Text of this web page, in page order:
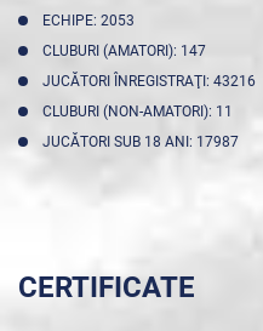
ECHIPE: 2053
CLUBURI (AMATORI): 147
JUCĂTORI ÎNREGISTRAŢI: 43216
CLUBURI (NON-AMATORI): 11
JUCĂTORI SUB 18 ANI: 17987
CERTIFICATE